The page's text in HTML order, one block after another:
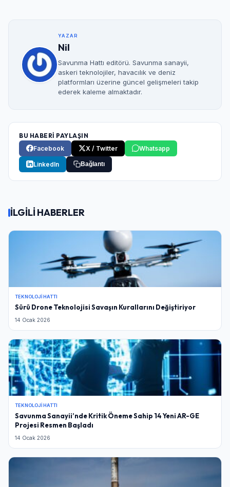
YAZAR
Nil
Savunma Hattı editörü. Savunma sanayii,
askeri teknolojiler, havacılık ve deniz
platformları üzerine güncel gelişmeleri takip
ederek kaleme almaktadır.
BU HABERİ PAYLAŞIN
Facebook
X / Twitter Whatsapp
LinkedIn Bağlantı
İLGİLİ HABERLER
TEKNOLOJI HATTI
Sürü Drone Teknolojisi Savaşın Kurallarını Değiştiriyor
14 Ocak 2026
TEKNOLOJI HATTI
Savunma Sanayii’nde Kritik Öneme Sahip 14 Yeni AR-GE
Projesi Resmen Başladı
14 Ocak 2026
Beni Hatırla
Giriş Yap